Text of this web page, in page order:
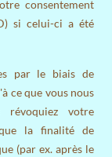
consentement
si celui-ci a été
par le biais de
ce que vous nous
révoquiez votre
la finalité de
(par ex. après le